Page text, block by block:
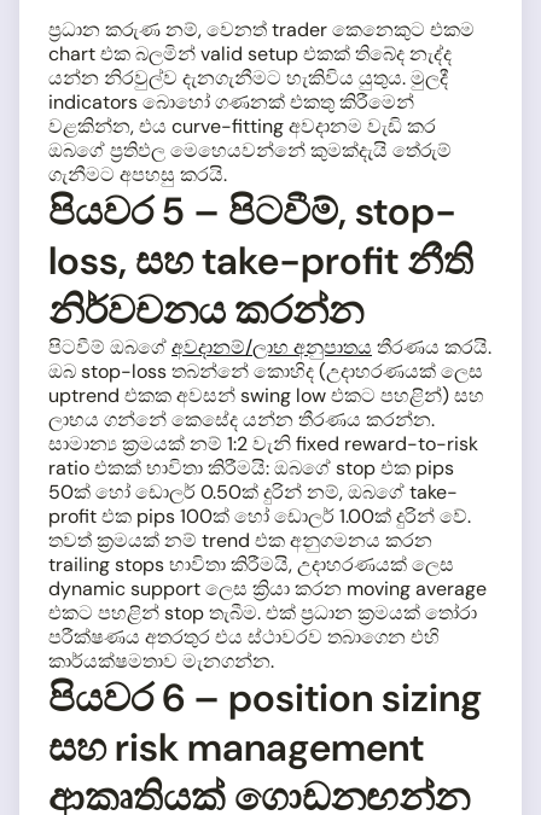
ප්‍රධාන කරුණ නම්, වෙනත් trader කෙනෙකුට එකම
chart එක බලමින් valid setup එකක් තිබේද නැද්ද
යන්න නිරවුල්ව දැනගැනීමට හැකිවිය යුතුය. මුලදී
indicators බොහෝ ගණනක් එකතු කිරීමෙන්
වළකින්න, එය curve-fitting අවදානම වැඩි කර
ඔබගේ ප්‍රතිඵල මෙහෙයවන්නේ කුමක්දැයි තේරුම්
ගැනීමට අපහසු කරයි.
පියවර 5 – පිටවීම්, stop-
loss, සහ take-profit නීති
නිර්වචනය කරන්න
පිටවීම් ඔබගේඅවදානම්/ලාභ අනුපාතය තීරණය කරයි.
ඔබ stop-loss තබන්නේ කොහිද (උදාහරණයක් ලෙස
uptrend එකක අවසන් swing low එකට පහළින්) සහ
ලාභය ගන්නේ කෙසේද යන්න තීරණය කරන්න.
සාමාන්‍ය ක්‍රමයක් නම් 1:2 වැනි fixed reward-to-risk
ratio එකක් භාවිතා කිරීමයි: ඔබගේ stop එක pips
50ක් හෝ ඩොලර් 0.50ක් දුරින් නම්, ඔබගේ take-
profit එක pips 100ක් හෝ ඩොලර් 1.00ක් දුරින් වේ.
තවත් ක්‍රමයක් නම් trend එක අනුගමනය කරන
trailing stops භාවිතා කිරීමයි, උදාහරණයක් ලෙස
dynamic support ලෙස ක්‍රියා කරන moving average
එකට පහළින් stop තැබීම. එක් ප්‍රධාන ක්‍රමයක් තෝරා
පරීක්ෂණය අතරතුර එය ස්ථාවරව තබාගෙන එහි
කාර්යක්ෂමතාව මැනගන්න.
පියවර 6 – position sizing
සහ risk management
ආකෘතියක් ගොඩනඟන්න